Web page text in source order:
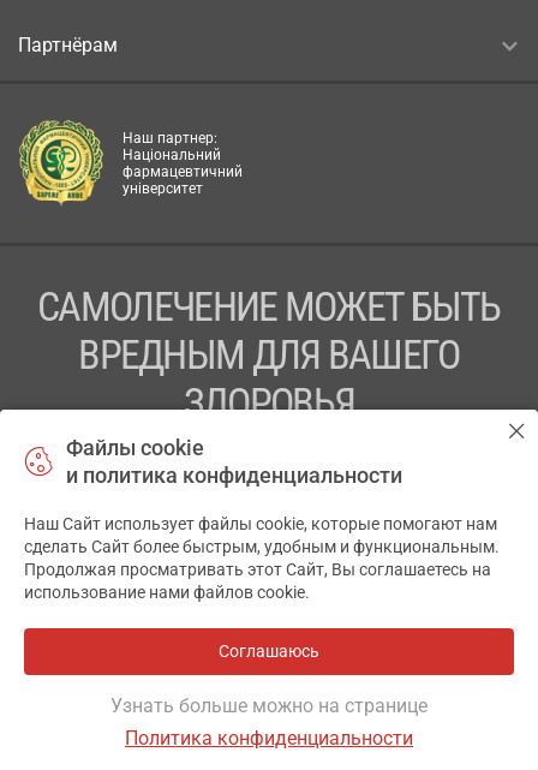
Партнёрам
Наш партнер:
Національний
фармацевтичний
університет
САМОЛЕЧЕНИЕ МОЖЕТ БЫТЬ
ВРЕДНЫМ ДЛЯ ВАШЕГО
ЗДОРОВЬЯ
ПЕРЕД ПРИМЕНЕНИЕМ ПРЕПАРАТА
ПРОКОНСУЛЬТИРУЙТЕСЬ С ВРАЧОМ
ТОВ «АПТЕКА 911.ЮА» Код ЄДРПОУ 43631965.
Отказ от ответственности
АПТЕКА911.ЮА
Файлы cookie
и политика конфиденциальности
Наш Сайт использует файлы cookie, которые помогают нам
сделать Сайт более быстрым, удобным и функциональным.
Продолжая просматривать этот Сайт, Вы соглашаетесь на
использование нами файлов cookie.
Соглашаюсь
Узнать больше можно на странице
Политика конфиденциальности
✕